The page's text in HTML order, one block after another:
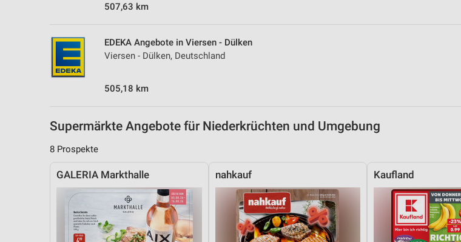
507,63 km
EDEKA Angebote in Viersen - Dülken
Viersen - Dülken, Deutschland
505,18 km
Supermärkte Angebote für Niederkrüchten und Umgebung
8 Prospekte
GALERIA Markthalle nahkauf Kaufland
IAB-Besonderheiten:
Verwendung genauer Standortdaten
Geräte anhand von aktiv angeforderten Informationen identifizieren
Notwendig
Performance
Funktional